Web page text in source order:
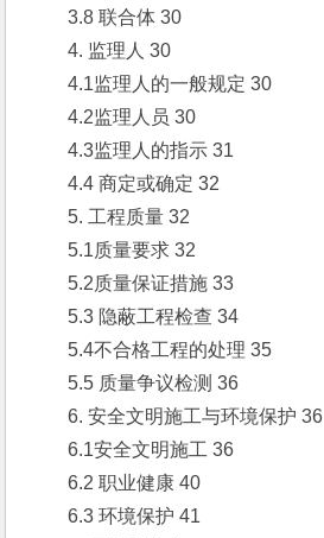
3.8 联合体 30
4. 监理人 30
4.1监理人的一般规定 30
4.2监理人员 30
4.3监理人的指示 31
4.4 商定或确定 32
5. 工程质量 32
5.1质量要求 32
5.2质量保证措施 33
5.3 隐蔽工程检查 34
5.4不合格工程的处理 35
5.5 质量争议检测 36
6. 安全文明施工与环境保护 36
6.1安全文明施工 36
6.2 职业健康 40
6.3 环境保护 41